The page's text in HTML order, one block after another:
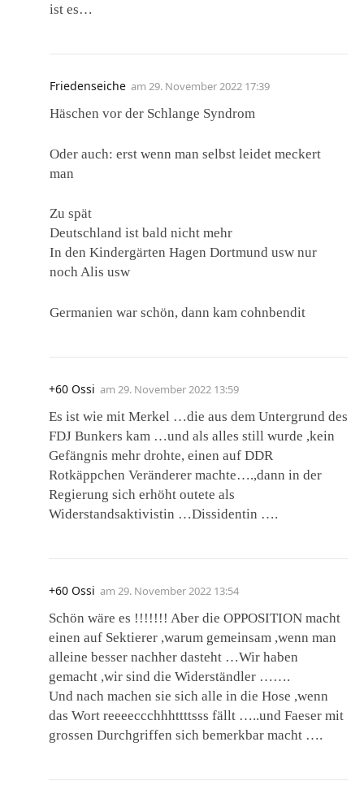
ist es…
Friedenseiche am 29. November 2022 17:39
Häschen vor der Schlange Syndrom
Oder auch: erst wenn man selbst leidet meckert
man
Zu spät
Deutschland ist bald nicht mehr
In den Kindergärten Hagen Dortmund usw nur
noch Alis usw
Germanien war schön, dann kam cohnbendit
+60 Ossi am 29. November 2022 13:59
Es ist wie mit Merkel …die aus dem Untergrund des
FDJ Bunkers kam …und als alles still wurde ,kein
Gefängnis mehr drohte, einen auf DDR
Rotkäppchen Veränderer machte….,dann in der
Regierung sich erhöht outete als
Widerstandsaktivistin …Dissidentin ….
+60 Ossi am 29. November 2022 13:54
Schön wäre es !!!!!!! Aber die OPPOSITION macht
einen auf Sektierer ,warum gemeinsam ,wenn man
alleine besser nachher dasteht …Wir haben
gemacht ,wir sind die Widerständler …….
Und nach machen sie sich alle in die Hose ,wenn
das Wort reeeeccchhhttttsss fällt …..und Faeser mit
grossen Durchgriffen sich bemerkbar macht ….